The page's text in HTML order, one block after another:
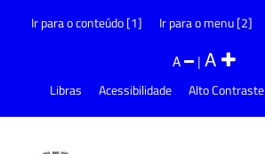
Ir para o conteúdo [1] Ir para o menu [2]
A |A
Libras Acessibilidade Alto Contraste